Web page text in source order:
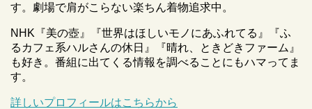
す。劇場で肩がこらない楽ちん着物追求中。
NHK『美の壺』『世界はほしいモノにあふれてる』『ふ
るカフェ系ハルさんの休日』『晴れ、ときどきファーム』
も好き。番組に出てくる情報を調べることにもハマってま
す。
詳しいプロフィールはこちらから